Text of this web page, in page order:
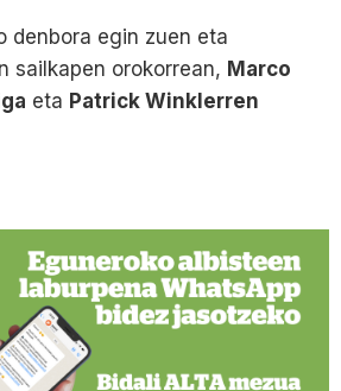
denbora egin zuen eta
sailkapen orokorrean, Marco
eta Patrick Winklerren